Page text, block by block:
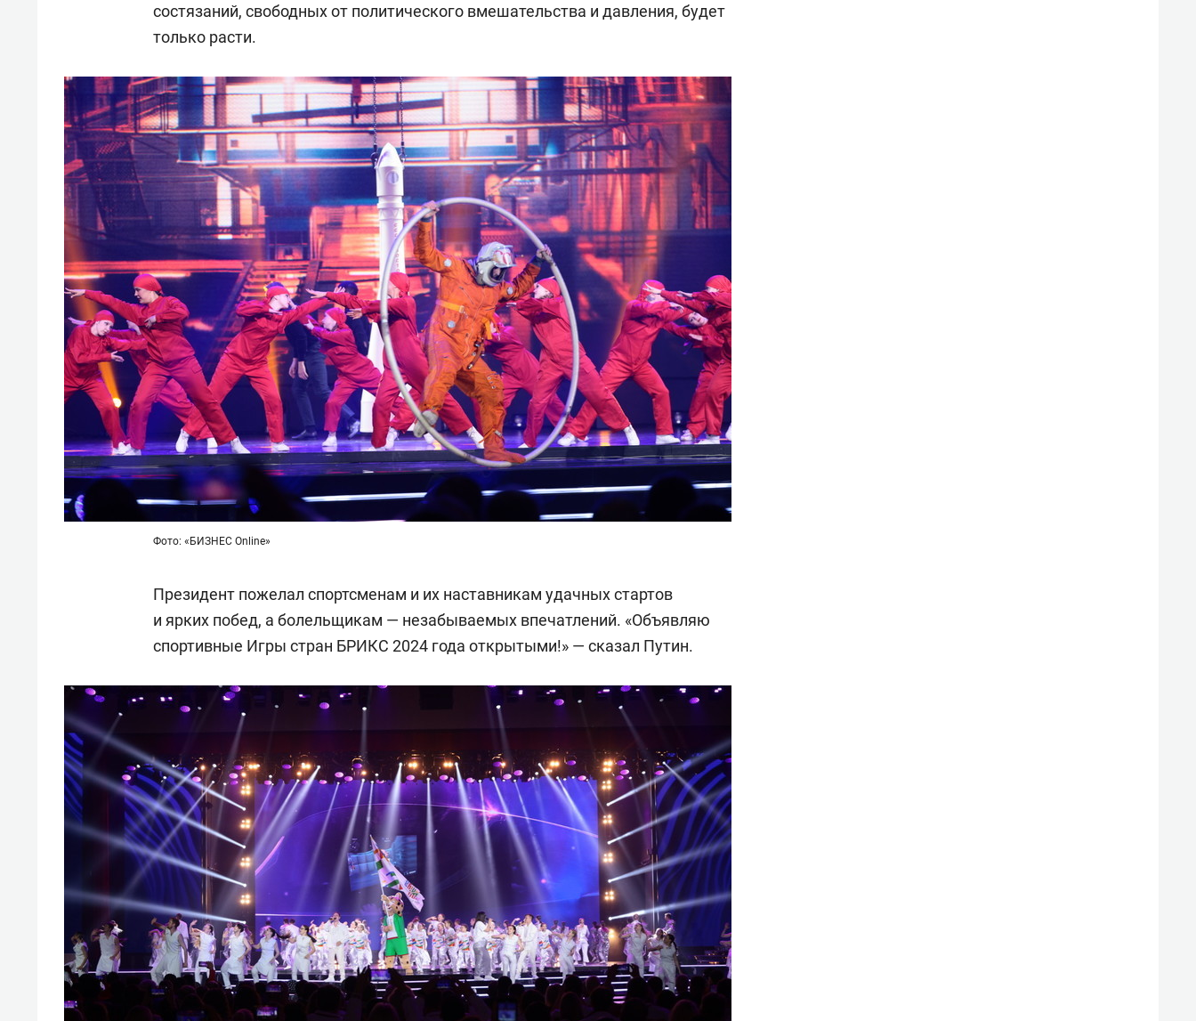
состязаний, свободных от политического вмешательства и давления, будет
только расти.
Фото: «БИЗНЕС Online»
Президент пожелал спортсменам и их наставникам удачных стартов
и ярких побед, а болельщикам — незабываемых впечатлений. «Объявляю
спортивные Игры стран БРИКС 2024 года открытыми!» — сказал Путин.